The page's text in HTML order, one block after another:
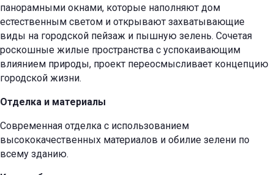
панорамными окнами, которые наполняют дом
естественным светом и открывают захватывающие
виды на городской пейзаж и пышную зелень. Сочетая
роскошные жилые пространства с успокаивающим
влиянием природы, проект переосмысливает концепцию
городской жизни.
Отделка и материалы
Современная отделка с использованием
высококачественных материалов и обилие зелени по
всему зданию.